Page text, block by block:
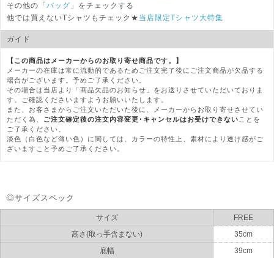
その他の「バッグ 」をチェックする
他では買えないTシャツもチェック★ 当店限定Tシャツ大特集
ガイド
【この商品はメーカーからのお取り寄せ商品です。】
メーカーの在庫は常に流動的であるためご注文完了後にご注文商品が欠品する
場合がございます。予めご了承ください。
その場合は当店より「商品欠品のお知らせ」をお送りさせていただいておりま
す。ご確認くださいますようお願いいたします。
また、お客さまからご注文いただいた後に、メーカーからお取り寄せさせてい
ただく為、 ご注文確定後の注文内容変更･キャンセルはお受けできない ことを
ご了承ください。
淡色（白色など薄い色）に関しては、カラーの特性上、素材により透け感がご
ざいますこと予めご了承ください。
◎サイズスペック
サイズ
FREE
高さ(取っ手含まない)
35cm
底幅
39cm